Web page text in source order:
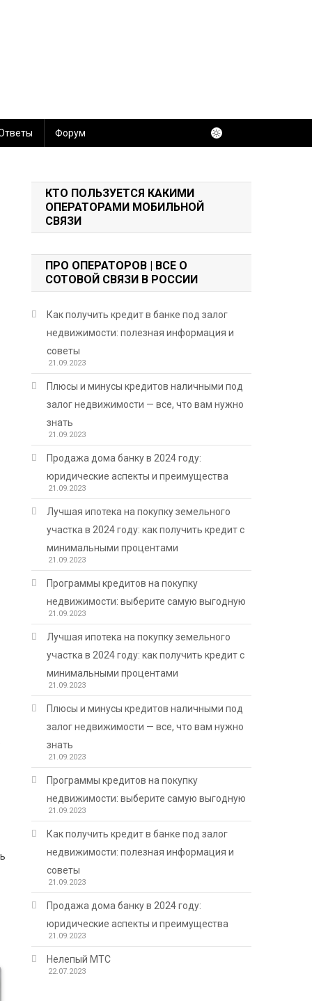
Форум
КТО ПОЛЬЗУЕТСЯ КАКИМИ
ОПЕРАТОРАМИ МОБИЛЬНОЙ
СВЯЗИ
ПРО ОПЕРАТОРОВ | ВСЕ О
СОТОВОЙ СВЯЗИ В РОССИИ
Как получить кредит в банке под залог
недвижимости: полезная информация и
советы
21.09.2023
Плюсы и минусы кредитов наличными под
залог недвижимости — все, что вам нужно
знать
21.09.2023
Продажа дома банку в 2024 году:
юридические аспекты и преимущества
21.09.2023
Лучшая ипотека на покупку земельного
участка в 2024 году: как получить кредит с
минимальными процентами
21.09.2023
Программы кредитов на покупку
недвижимости: выберите самую выгодную
21.09.2023
Лучшая ипотека на покупку земельного
участка в 2024 году: как получить кредит с
минимальными процентами
21.09.2023
Плюсы и минусы кредитов наличными под
залог недвижимости — все, что вам нужно
знать
21.09.2023
Программы кредитов на покупку
недвижимости: выберите самую выгодную
21.09.2023
Как получить кредит в банке под залог
недвижимости: полезная информация и
советы
21.09.2023
Продажа дома банку в 2024 году:
юридические аспекты и преимущества
21.09.2023
Нелепый МТС
22.07.2023